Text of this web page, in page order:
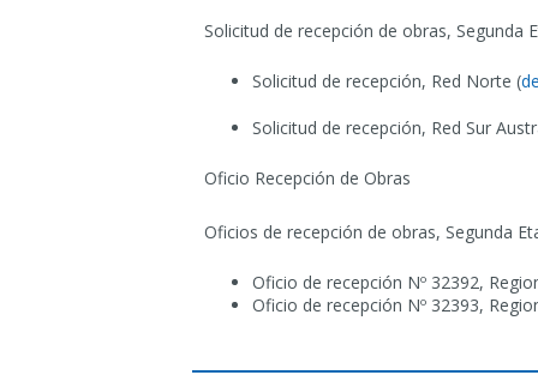
Solicitud de recepción de obras, Segunda
Solicitud de recepción, Red Norte (
Solicitud de recepción, Red Sur
Oficio Recepción de Obras
Oficios de recepción de obras, Segunda
Oficio de recepción Nº 32392,
Oficio de recepción Nº 32393,